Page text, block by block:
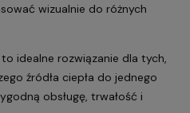
wizualnie do różnych
to idealne rozwiązanie dla tych,
źródła ciepła do jednego
obsługę, trwałość i